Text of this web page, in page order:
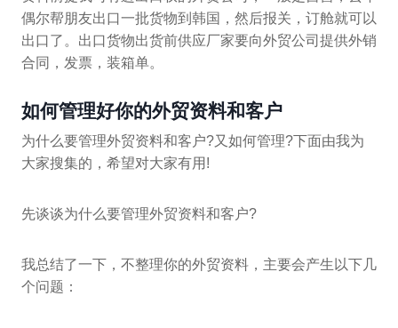
偶尔帮朋友出口一批货物到韩国，然后报关，订舱就可以
出口了。出口货物出货前供应厂家要向外贸公司提供外销
合同，发票，装箱单。
如何管理好你的外贸资料和客户
为什么要管理外贸资料和客户?又如何管理?下面由我为
大家搜集的，希望对大家有用!
先谈谈为什么要管理外贸资料和客户?
我总结了一下，不整理你的外贸资料，主要会产生以下几
个问题：